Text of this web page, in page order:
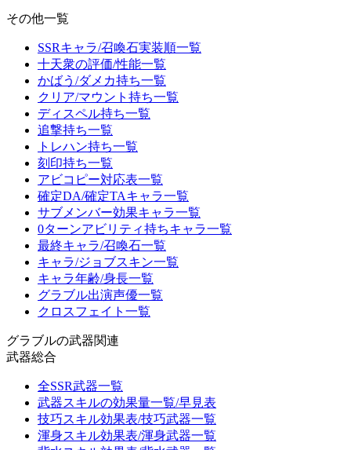
その他一覧
SSRキャラ/召喚石実装順一覧
十天衆の評価/性能一覧
かばう/ダメカ持ち一覧
クリア/マウント持ち一覧
ディスペル持ち一覧
追撃持ち一覧
トレハン持ち一覧
刻印持ち一覧
アビコピー対応表一覧
確定DA/確定TAキャラ一覧
サブメンバー効果キャラ一覧
0ターンアビリティ持ちキャラ一覧
最終キャラ/召喚石一覧
キャラ/ジョブスキン一覧
キャラ年齢/身長一覧
グラブル出演声優一覧
クロスフェイト一覧
グラブルの武器関連
武器総合
全SSR武器一覧
武器スキルの効果量一覧/早見表
技巧スキル効果表/技巧武器一覧
渾身スキル効果表/渾身武器一覧